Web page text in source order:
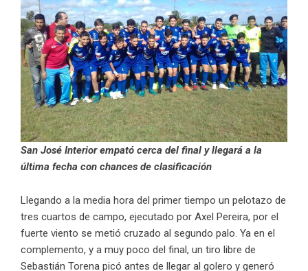
San José Interior empató cerca del final y llegará a la
última fecha con chances de clasificación
Llegando a la media hora del primer tiempo un pelotazo de
tres cuartos de campo, ejecutado por Axel Pereira, por el
fuerte viento se metió cruzado al segundo palo. Ya en el
complemento, y a muy poco del final, un tiro libre de
Sebastián Torena picó antes de llegar al golero y generó